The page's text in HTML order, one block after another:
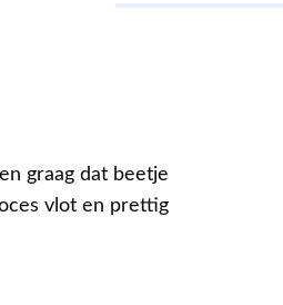
graag dat beetje
vlot en prettig